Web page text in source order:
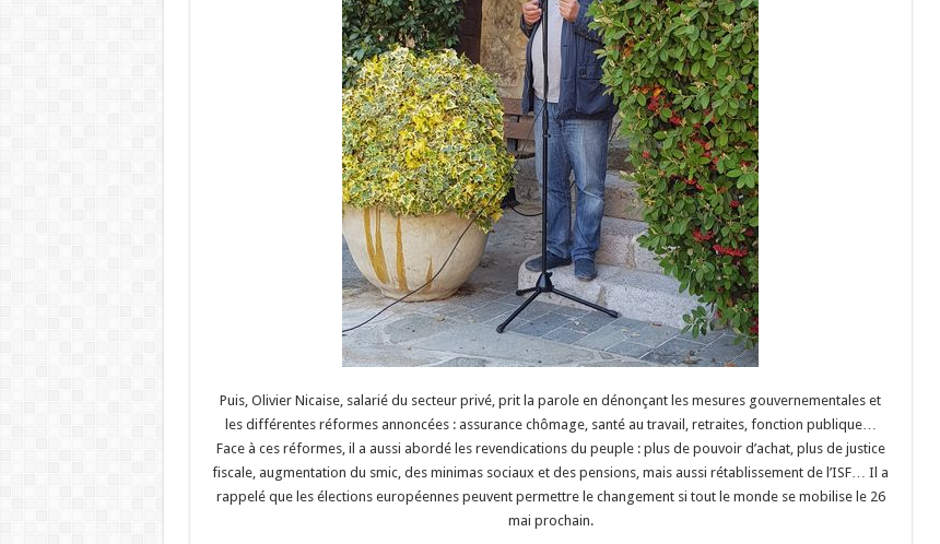
Puis, Olivier Nicaise, salarié du secteur privé, prit la parole en dénonçant les mesures gouvernementales et
les différentes réformes annoncées : assurance chômage, santé au travail, retraites, fonction publique…
Face à ces réformes, il a aussi abordé les revendications du peuple : plus de pouvoir d’achat, plus de justice
fiscale, augmentation du smic, des minimas sociaux et des pensions, mais aussi rétablissement de l’ISF… Il a
rappelé que les élections européennes peuvent permettre le changement si tout le monde se mobilise le 26
mai prochain.